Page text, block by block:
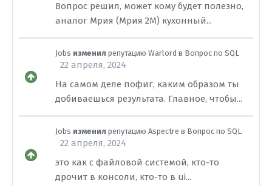
Вопрос решил, может кому будет полезно,
аналог Мрия (Мрия 2М) кухонный...
Jobs изменил репутацию Warlord в Вопрос по SQL
22 апреля, 2024
На самом деле пофиг, каким образом ты
добиваешься результата. Главное, чтобы...
Jobs изменил репутацию Aspectre в Вопрос по SQL
22 апреля, 2024
это как с файловой системой, кто-то
дрочит в консоли, кто-то в ui...